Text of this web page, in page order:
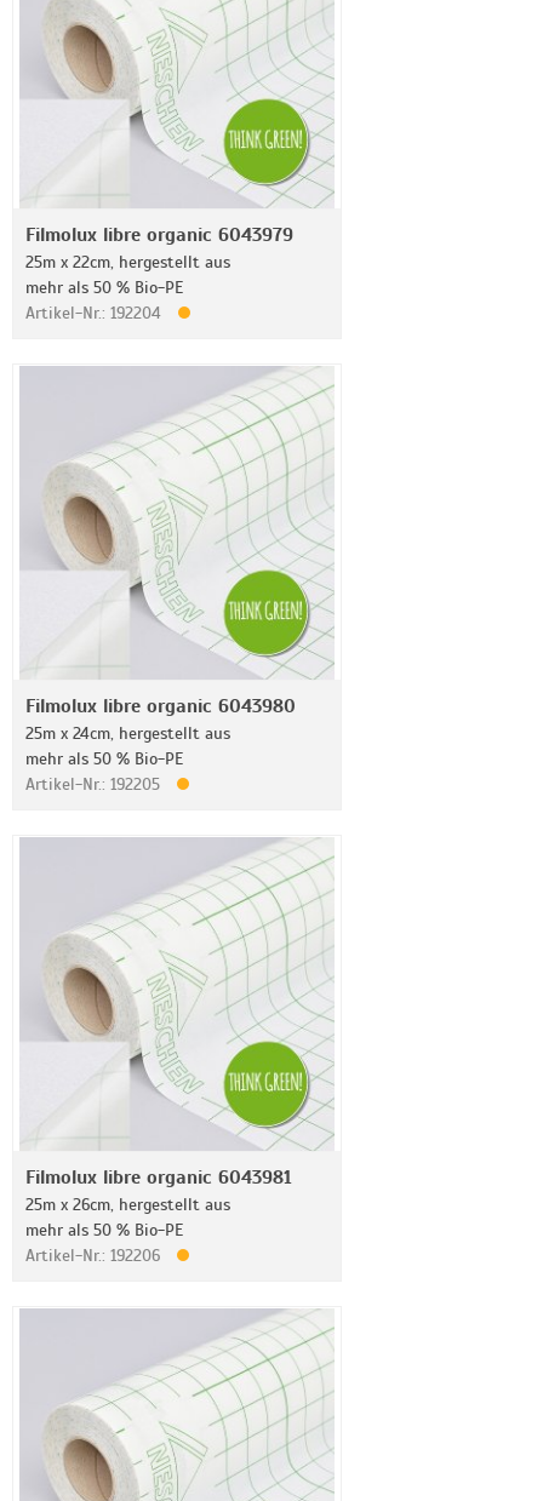
Filmolux libre organic 6043979
25m x 22cm, hergestellt aus
mehr als 50 % Bio-PE
Artikel-Nr.: 192204
Filmolux libre organic 6043980
25m x 24cm, hergestellt aus
mehr als 50 % Bio-PE
Artikel-Nr.: 192205
Filmolux libre organic 6043981
25m x 26cm, hergestellt aus
mehr als 50 % Bio-PE
Artikel-Nr.: 192206